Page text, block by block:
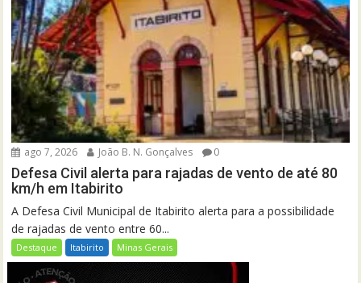
ago 7, 2026 João B. N. Gonçalves 0
Defesa Civil alerta para rajadas de vento de até 80
km/h em Itabirito
A Defesa Civil Municipal de Itabirito alerta para a possibilidade
de rajadas de vento entre 60...
Destaque Itabirito Minas Gerais